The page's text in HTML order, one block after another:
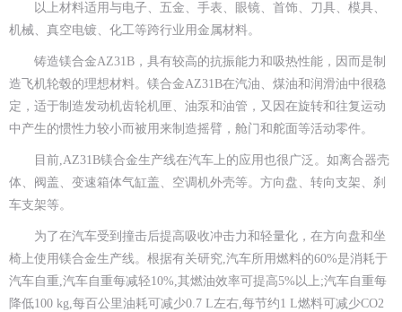
以上材料适用与电子、五金、手表、眼镜、首饰、刀具、模具、
机械、真空电镀、化工等跨行业用金属材料。
铸造镁合金AZ31B，具有较高的抗振能力和吸热性能，因而是制
造飞机轮毂的理想材料。镁合金AZ31B在汽油、煤油和润滑油中很稳
定，适于制造发动机齿轮机匣、油泵和油管，又因在旋转和往复运动
中产生的惯性力较小而被用来制造摇臂，舱门和舵面等活动零件。
目前,AZ31B镁合金生产线在汽车上的应用也很广泛。如离合器壳
体、阀盖、变速箱体气缸盖、空调机外壳等。方向盘、转向支架、刹
车支架等。
为了在汽车受到撞击后提高吸收冲击力和轻量化，在方向盘和坐
椅上使用镁合金生产线。根据有关研究,汽车所用燃料的60%是消耗于
汽车自重,汽车自重每减轻10%,其燃油效率可提高5%以上;汽车自重每
降低100 kg,每百公里油耗可减少0.7 L左右,每节约1 L燃料可减少CO2